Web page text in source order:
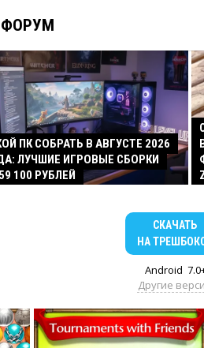
ФОРУМ
ПК СОБРАТЬ В АВГУСТЕ 2026
ЛУЧШИЕ ИГРОВЫЕ СБОРКИ
100 РУБЛЕЙ
СКАЧАТЬ
НА
Android
Другие